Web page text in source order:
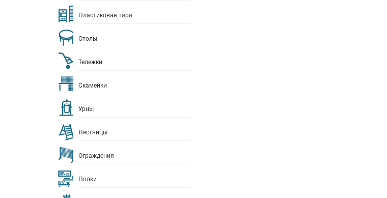
Пластиковая тара
Столы
Тележки
Скамейки
Урны
Лестницы
Ограждения
Полки